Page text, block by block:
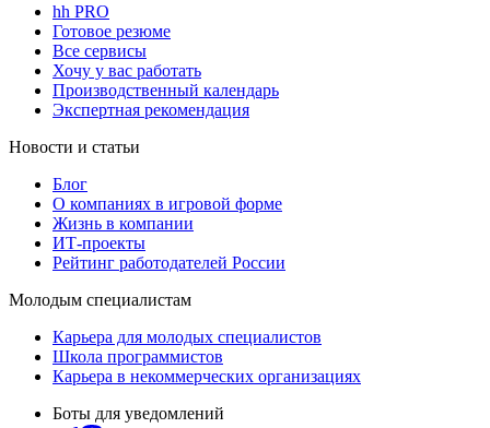
hh PRO
Готовое резюме
Все сервисы
Хочу у вас работать
Производственный календарь
Экспертная рекомендация
Новости и статьи
Блог
О компаниях в игровой форме
Жизнь в компании
ИТ-проекты
Рейтинг работодателей России
Молодым специалистам
Карьера для молодых специалистов
Школа программистов
Карьера в некоммерческих организациях
Боты для уведомлений